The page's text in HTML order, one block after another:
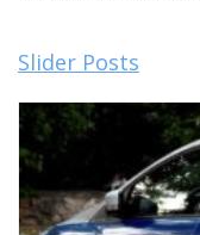
Slider Posts